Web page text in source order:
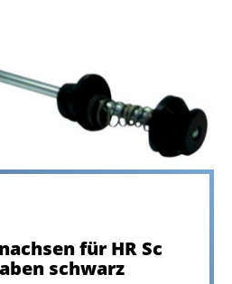
für HR Sc
schwarz